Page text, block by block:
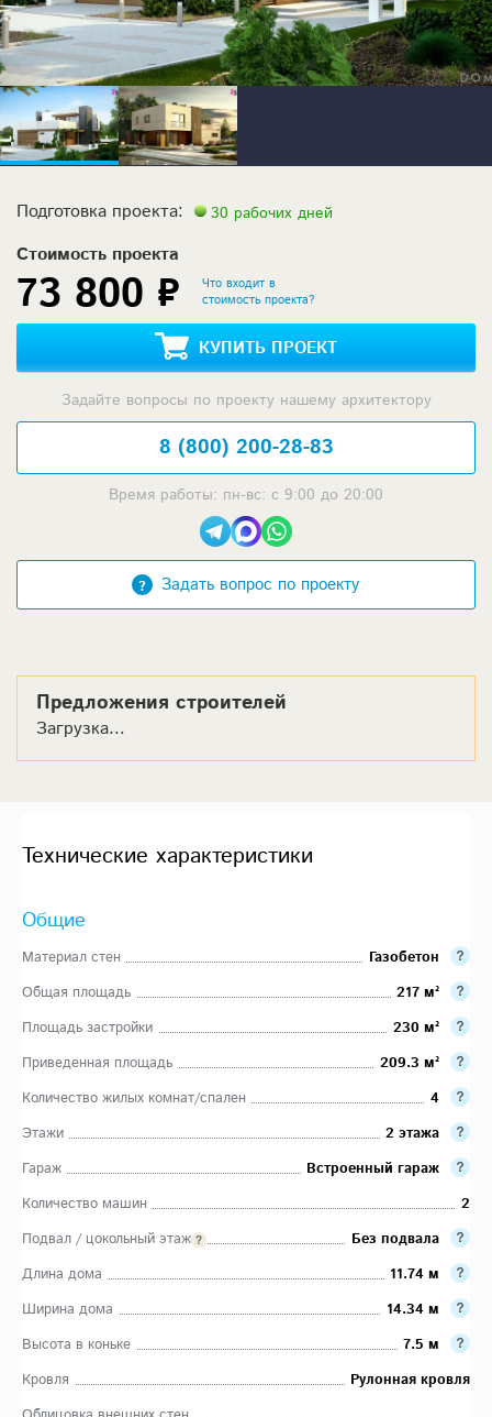
Подготовка проекта: 30 рабочих дней
Стоимость проекта
73 800 ₽
Что входит в
стоимость проекта?
КУПИТЬ ПРОЕКТ
Задайте вопросы по проекту нашему архитектору
8 (800) 200-28-83
Время работы: пн-вс: с 9:00 до 20:00
Задать вопрос по проекту
Предложения строителей
Загрузка...
Технические характеристики
Общие
Материал стен
Газобетон
Общая площадь
217 м²
Площадь застройки
230 м²
Приведенная площадь
209.3 м²
Количество жилых комнат/спален
4
Этажи
2 этажа
Гараж
Встроенный гараж
Количество машин
2
Подвал / цокольный этаж
Без подвала
Длина дома
11.74 м
Ширина дома
14.34 м
Высота в коньке
7.5 м
Кровля
Рулонная кровля